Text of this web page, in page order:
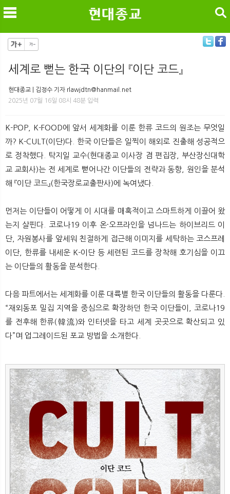
뉴 색
검색
세계로 뻗는 한국 이단의 『이단 코드』
현대종교 | 김정수 기자 rlawjdtn@hanmail.net
2025년 07월 16일 08시 48분 입력
K-POP, K-FOOD에 앞서 세계화를 이룬 한류 코드의 원조는 무엇일
까? K-CULT(이단)다. 한국 이단들은 일찍이 해외로 진출해 성공적으
로 정착했다. 탁지일 교수(현대종교 이사장 겸 편집장, 부산장신대학
교 교회사)는 전 세계로 뻗어나간 이단들의 전략과 동향, 원인을 분석
해 『이단 코드』(한국장로교출판사)에 녹여냈다.
먼저는 이단들이 어떻게 이 시대를 매혹적이고 스마트하게 이끌어 왔
는지 살핀다. 코로나19 이후 온·오프라인을 넘나드는 하이브리드 이
단, 자원봉사를 앞세워 친절하게 접근해 이미지를 세탁하는 코스프레
이단, 한류를 내세운 K-이단 등 세련된 코드를 장착해 호기심을 이끄
는 이단들의 활동을 분석한다.
다음 파트에서는 세계화를 이룬 대륙별 한국 이단들의 활동을 다룬다.
“재외동포 밀집 지역을 중심으로 확장하던 한국 이단들이, 코로나19
를 전후해 한류(韓流)와 인터넷을 타고 세계 곳곳으로 확산되고 있
다”며 업그레이드된 포교 방법을 소개한다.